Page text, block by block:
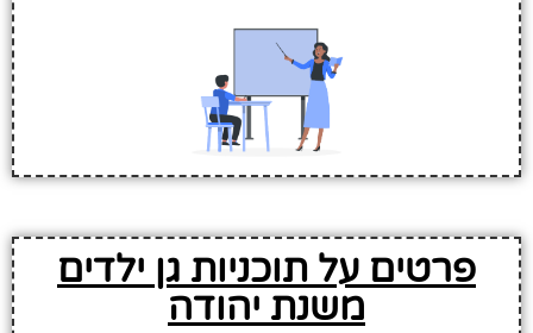
פרטים על תוכניות גן ילדים
משנת יהודה